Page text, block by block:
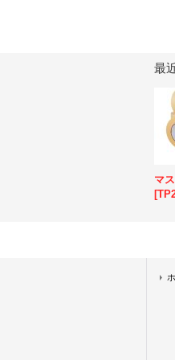
最
マ
[